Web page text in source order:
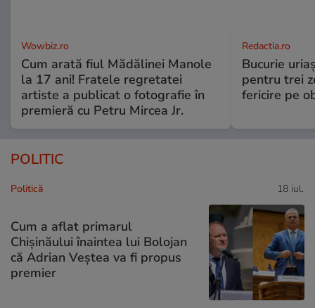
Wowbiz.ro
Cum arată fiul Mădălinei Manole
la 17 ani! Fratele regretatei
artiste a publicat o fotografie în
premieră cu Petru Mircea Jr.
Redactia.ro
Bucurie
pentru trei
fericire pe
POLITIC
Politică 18 iul.
Cum a aflat primarul
Chișinăului înaintea lui Bolojan
că Adrian Veștea va fi propus
premier